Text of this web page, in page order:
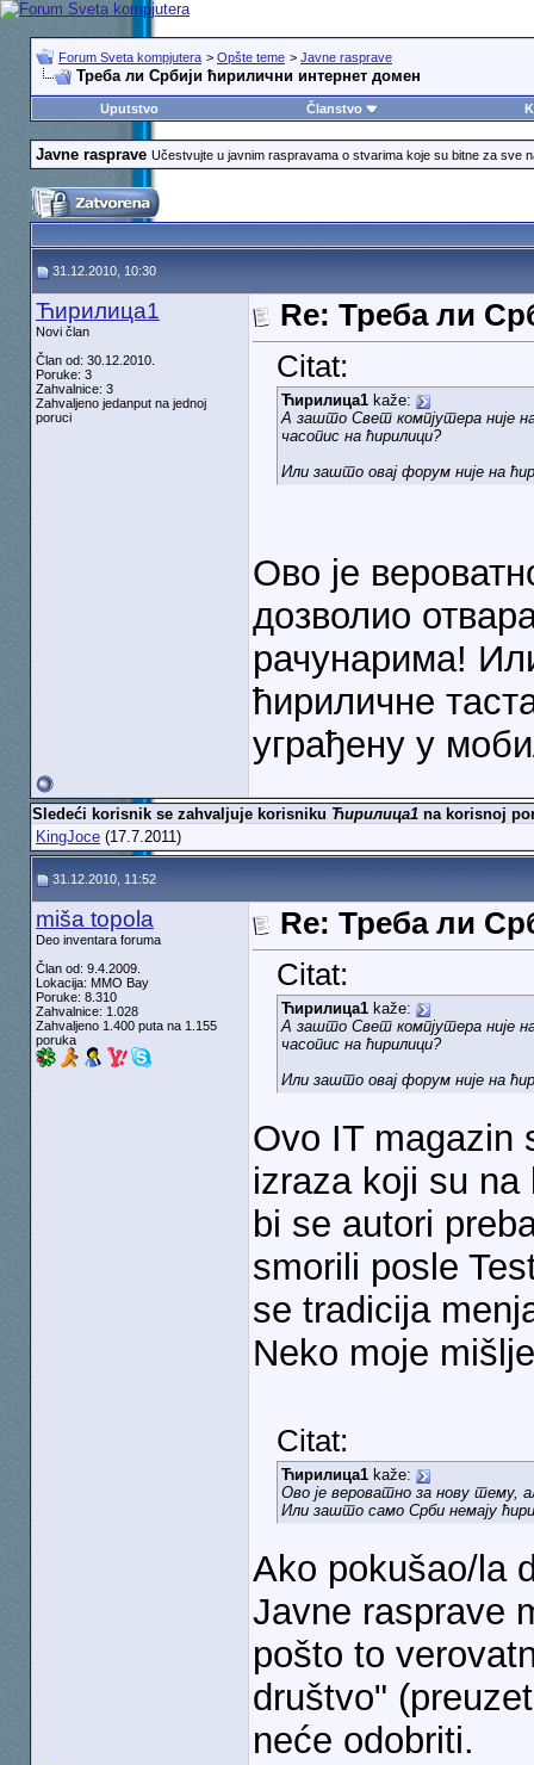
Forum Sveta kompjutera > Opšte teme > Javne rasprave
Треба ли Србији ћирилични интернет домен
Uputstvo Članstvo
Javne rasprave Učestvujte u javnim raspravama o stvarima koje su bitne za sve
31.12.2010, 10:30
Ћирилица1
Novi član
Član od: 30.12.2010.
Poruke: 3
Zahvalnice: 3
Zahvaljeno jedanput na jednoj
poruci
Re: Треба ли
Citat:
Ћирилица1kaže:
А зашто Свет компјутера није
часопис на ћирилици?
Или зашто овај форум није на
Ово је
дозволио
рачунарима!
ћириличне
уграђену у
Sledeći korisnik se zahvaljuje korisniku Ћирилица1na korisnoj
KingJoce(17.7.2011)
31.12.2010, 11:52
miša topola
Deo inventara foruma
Član od: 9.4.2009.
Lokacija: MMO Bay
Poruke: 8.310
Zahvalnice: 1.028
Zahvaljeno 1.400 puta na 1.155
poruka
Re: Треба ли
Citat:
Ћирилица1kaže:
А зашто Свет компјутера није
часопис на ћирилици?
Или зашто овај форум није на
Ovo IT magazin
izraza koji su
bi se autori
smorili posle
se tradicija
Neko moje
Citat:
Ћирилица1kaže:
Ово је вероватно за нову тему,
Или зашто само Срби немају
Ako pokušao/la
Javne rasprave
pošto to
društvo"
neće odobriti.